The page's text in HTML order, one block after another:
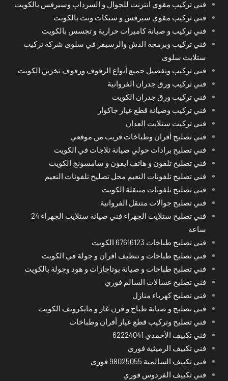
فني تركيب مقوي انترنت للجوال و السرداب وسيرفس بالكويت
فني تركيب مقوي سيرفس و شبكات ونت بالكويت
فني تركيب و صيانة كاميرات حرارية و تجسس بالكويت
فني تركيب وبرمجة الدش والرسيفر في سلوى شركة تركيب
ستلايت سلوى
فني تركيب وتفصيل جميع أنواع الرفوف ورفوف تخزين الكويت
فني تركيب ورق جدران الفروانية
فني تركيب ورق جدران الكويت
فني تركيب وصيانة قطع غيار جاكوار
فني تركيت ستلايت العدان
فني تصليح أفران وطباخات قريب من موقعي
فني تصليح برادات حولي صيانة ثلاجات في الكويت
فني تصليح تلفون و هاتف ايفون و سامسونج الكويت
فني تصليح تلفونات النعيم محل تصليح تلفونات النعيم
فني تصليح تلفونات متنقلة الكويت
فني تصليح جوالات متنقل الفروانية
فني تصليح ستلايت الجهراء فني صيانة ستلايت الجهراء 24
ساعة
فني تصليح طباخات 67616123 الكويت
فني تصليح طباخات و تنظيف افران و جولة في الكويت
فني تصليح طباخات و صيانة بوتاجازات و هود وجولة بالكويت
فني تصليح غسالات السالم فوري
فني تصليح كهرباء منازل
فني تصليح و صيانة طباخ و فرن غاز و مايكرويف الكويت
فني تصليح وتركيب قطع غيار أفران وطباخات
فني تكييف الأحمدي 62224041
فني تكييف الرميثية فوري
فني تكييف السالمية 98025055 فوري
فني تكييف الفردوس فوري